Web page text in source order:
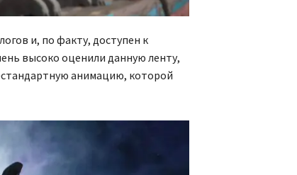
и, по факту, доступен к
высоко оценили данную ленту,
анимацию, которой